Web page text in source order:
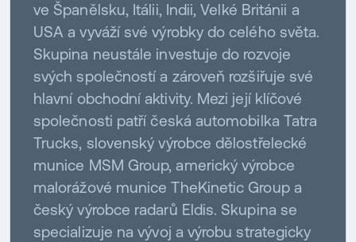
ve Španělsku, Itálii, Indii, Velké Británii a
USA a vyváží své výrobky do celého světa.
Skupina neustále investuje do rozvoje
svých společností a zároveň rozšiřuje své
hlavní obchodní aktivity. Mezi její klíčové
společnosti patří česká automobilka Tatra
Trucks, slovenský výrobce dělostřelecké
munice MSM Group, americký výrobce
malorážové munice TheKinetic Group a
český výrobce radarů Eldis. Skupina se
specializuje na vývoj a výrobu strategicky